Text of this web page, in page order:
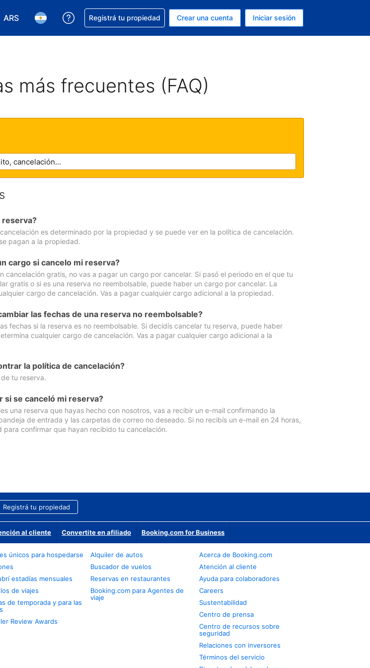
ARS
Elegir la moneda. Tu moneda actual es Peso argentino
Elegir el idioma. El idioma que estás usando es Español (Argentina)
Conseguí ayuda con tu reserva
Registrá tu propiedad Crear una cuenta Iniciar sesión
más frecuentes (FAQ)
reserva?
es determinado por la propiedad y se puede ver en la política de cancelación.
pagan a la propiedad.
cargo si cancelo mi reserva?
cancelación gratis, no vas a pagar un cargo por cancelar. Si pasó el periodo en el que tu
gratis o si es una reserva no reembolsable, puede haber un cargo por cancelar. La
cargo de cancelación. Vas a pagar cualquier cargo adicional a la propiedad.
las fechas de una reserva no reembolsable?
fechas si la reserva es no reembolsable. Si decidís cancelar tu reserva, puede haber
cualquier cargo de cancelación. Vas a pagar cualquier cargo adicional a la
la política de cancelación?
tu reserva.
si se canceló mi reserva?
una reserva que hayas hecho con nosotros, vas a recibir un e-mail confirmando la
de entrada y las carpetas de correo no deseado. Si no recibís un e-mail en 24 horas,
confirmar que hayan recibido tu cancelación.
Registrá tu propiedad
al cliente Convertite en afiliado Booking.com for Business
únicos para hospedarse
estadías mensuales
de viajes
de temporada y para las
Review Awards
Alquiler de autos
Buscador de vuelos
Reservas en restaurantes
Booking.com para Agentes de
viaje
Acerca de Booking.com
Atención al cliente
Ayuda para colaboradores
Careers
Sustentabilidad
Centro de prensa
Centro de recursos sobre
seguridad
Relaciones con inversores
Términos del servicio